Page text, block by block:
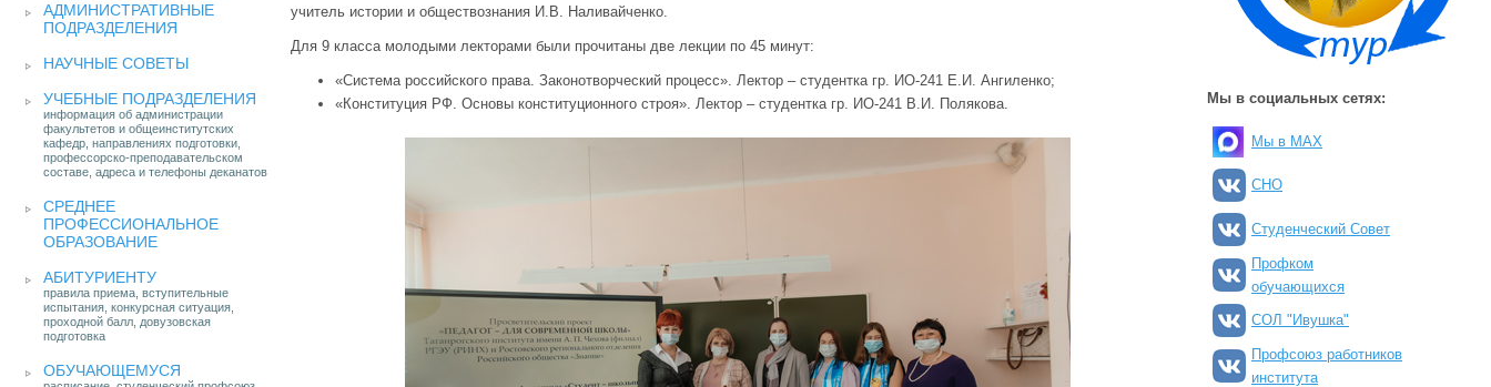
АДМИНИСТРАТИВНЫЕ
ПОДРАЗДЕЛЕНИЯ
НАУЧНЫЕ СОВЕТЫ
УЧЕБНЫЕ ПОДРАЗДЕЛЕНИЯ
информация об администрации
факультетов и общеинститутских
кафедр, направлениях подготовки,
профессорско-преподавательском
составе, адреса и телефоны деканатов
СРЕДНЕЕ
ПРОФЕССИОНАЛЬНОЕ
ОБРАЗОВАНИЕ
АБИТУРИЕНТУ
правила приема, вступительные
испытания, конкурсная ситуация,
проходной балл, довузовская
подготовка
ОБУЧАЮЩЕМУСЯ
учитель истории и обществознания И.В. Наливайченко.
Для 9 класса молодыми лекторами были прочитаны две лекции по 45 минут:
«Система российского права. Законотворческий процесс». Лектор – студентка гр. ИО-241 Е.И. Ангиленко;
«Конституция РФ. Основы конституционного строя». Лектор – студентка гр. ИО-241 В.И. Полякова.
Мы в социальных сетях:
Мы в MAX
СНО
Студенческий Совет
Профком
обучающихся
СОЛ "Ивушка"
Профсоюз работников
института